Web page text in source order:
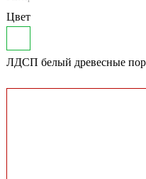
Цвет
ЛДСП белый древесные